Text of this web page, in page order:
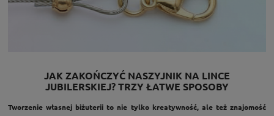
JAK ZAKOŃCZYĆ NASZYJNIK NA LINCE
JUBILERSKIEJ? TRZY ŁATWE SPOSOBY
Tworzenie własnej biżuterii to nie tylko kreatywność, ale też znajomość